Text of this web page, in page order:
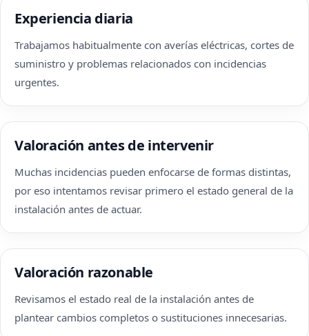
Experiencia diaria
Trabajamos habitualmente con averías eléctricas, cortes de
suministro y problemas relacionados con incidencias
urgentes.
Valoración antes de intervenir
Muchas incidencias pueden enfocarse de formas distintas,
por eso intentamos revisar primero el estado general de la
instalación antes de actuar.
Valoración razonable
Revisamos el estado real de la instalación antes de
plantear cambios completos o sustituciones innecesarias.